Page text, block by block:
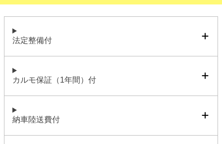
法定整備付
カルモ保証（1年間）付
納車陸送費付